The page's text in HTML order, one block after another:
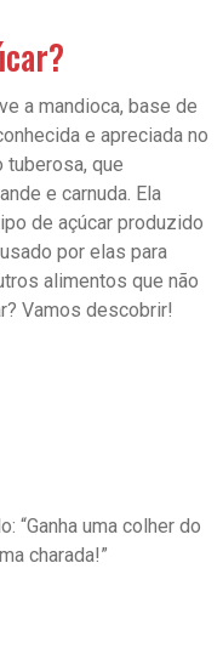
a mandioca, base de
e apreciada no
tuberosa, que
e carnuda. Ela
de açúcar produzido
por elas para
alimentos que não
Vamos descobrir!
“Ganha uma colher do
charada!”